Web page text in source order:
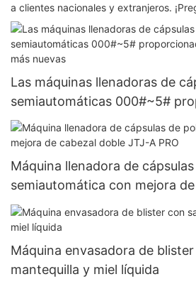
a clientes nacionales y extranjeros.
Las máquinas llenadoras de
semiautomáticas 000#~5#
base de hierbas más nuevas
Máquina llenadora de
semiautomática con mejora
JTJ-A PRO
Máquina envasadora de
mantequilla y miel líquida